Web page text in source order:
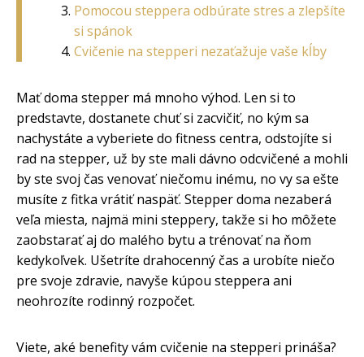
Pomocou steppera odbúrate stres a zlepšíte
si spánok
Cvičenie na stepperi nezaťažuje vaše kĺby
Mať doma stepper má mnoho výhod. Len si to
predstavte, dostanete chuť si zacvičiť, no kým sa
nachystáte a vyberiete do fitness centra, odstojíte si
rad na stepper, už by ste mali dávno odcvičené a mohli
by ste svoj čas venovať niečomu inému, no vy sa ešte
musíte z fitka vrátiť naspäť. Stepper doma nezaberá
veľa miesta, najmä mini steppery, takže si ho môžete
zaobstarať aj do malého bytu a trénovať na ňom
kedykoľvek. Ušetríte drahocenný čas a urobíte niečo
pre svoje zdravie, navyše kúpou steppera ani
neohrozíte rodinný rozpočet.
Viete, aké benefity vám cvičenie na stepperi prináša?